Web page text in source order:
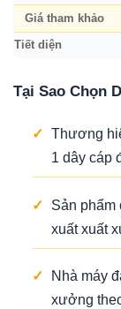
Giá tham khảo
Tiết diện
Tại Sao Chọn
✓ Thương
1 dây cáp
✓
Sản phẩm
xuất xuất
✓
Nhà máy
xưởng